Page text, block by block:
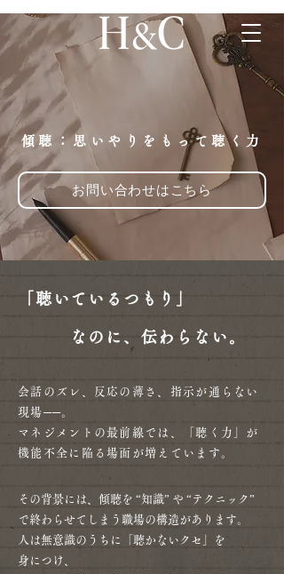
傾聴：思いやりをもって聴く力
お問い合わせはこちら
「聴いているつもり」
なのに、 伝わらない。
会話のズレ、反応の薄さ、指示が通らない
現場──。
マネジメントの最前線では、「聴く力」が
機能不全に陥る場面が増えています。
その背景には、傾聴を “知識” や “テクニック”
で終わらせてしまう職場の構造があります。
人は無意識のうちに「聴かないクセ」を
身につけ、